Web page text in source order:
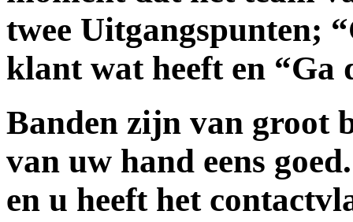
twee Uitgangspunten;
klant wat heeft en “Ga
Banden zijn van groot
van uw hand eens
en u heeft het